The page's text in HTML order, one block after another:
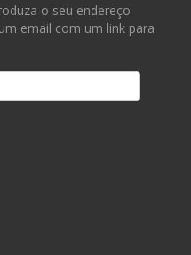
o seu endereço
email com um link para